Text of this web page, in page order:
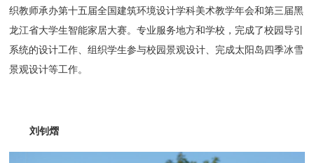
织教师承办第十五届全国建筑环境设计学科美术教学年会和第三届黑
龙江省大学生智能家居大赛。专业服务地方和学校，完成了校园导引
系统的设计工作、组织学生参与校园景观设计、完成太阳岛四季冰雪
景观设计等工作。
刘钊熠